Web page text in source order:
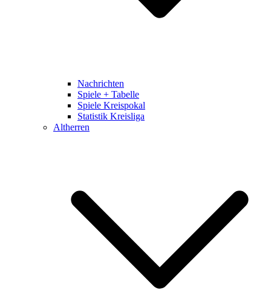
Nachrichten
Spiele + Tabelle
Spiele Kreispokal
Statistik Kreisliga
Altherren